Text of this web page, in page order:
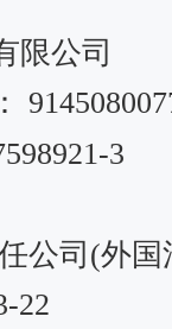
限公司
3
公司(外国
22